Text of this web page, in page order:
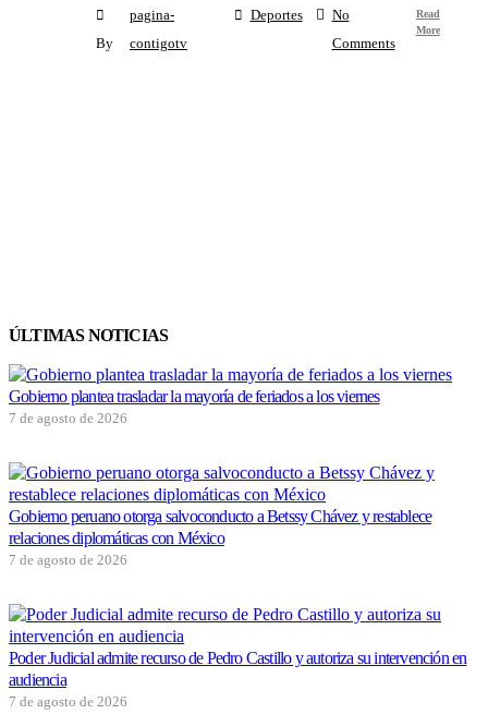
By
pagina-
contigotv
Deportes
No
Comments
Read
More
ÚLTIMAS NOTICIAS
Gobierno plantea trasladar la mayoría de feriados a los viernes
7 de agosto de 2026
Gobierno peruano otorga salvoconducto a Betssy Chávez y restablece
relaciones diplomáticas con México
7 de agosto de 2026
Poder Judicial admite recurso de Pedro Castillo y autoriza su intervención en
audiencia
7 de agosto de 2026